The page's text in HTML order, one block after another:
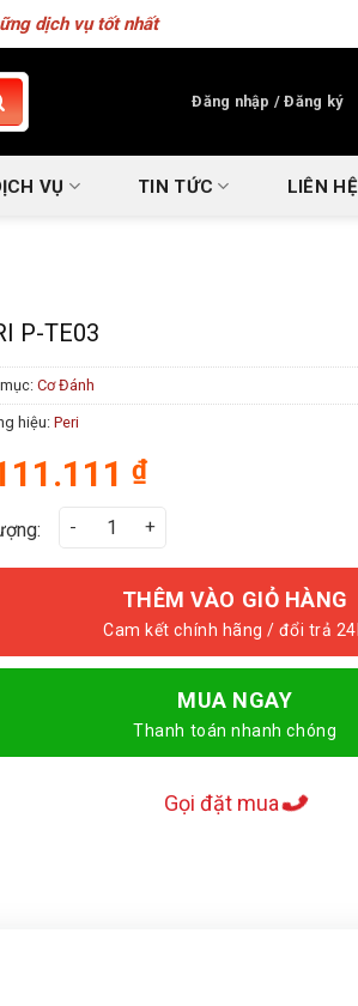
dịch vụ tốt nhất
Đăng nhập / Đăng ký
VỤ TIN TỨC LIÊN HỆ
P-TE03
Cơ Đánh
hiệu: Peri
₫
Peri P-TE03 số lượng
THÊM VÀO GIỎ HÀNG
MUA NGAY
Thanh toán nhanh chóng
Gọi đặt mua